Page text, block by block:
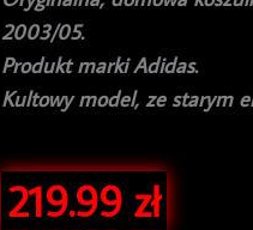
2003/05.
Produkt marki Adidas.
Kultowy model, ze starym
219.99 zł